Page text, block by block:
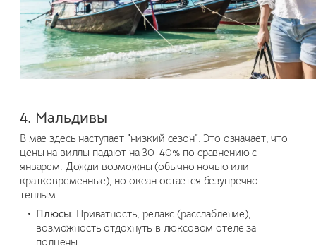
4. Мальдивы
В мае здесь наступает "низкий сезон". Это означает, что
цены на виллы падают на 30-40% по сравнению с
январем. Дожди возможны (обычно ночью или
кратковременные), но океан остается безупречно
теплым.
Плюсы: Приватность, релакс (расслабление),
возможность отдохнуть в люксовом отеле за
полцены.